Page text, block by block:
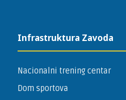
Infrastruktura Zavoda
Nacionalni trening centar
Dom sportova